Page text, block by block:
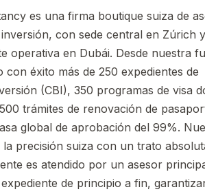
es una firma boutique suiza de
con sede central en Zúrich
operativa en Dubái. Desde nuestra
con éxito más de 250 expedientes de
(CBI), 350 programas de visa
trámites de renovación de
global de aprobación del 99%.
precisión suiza con un trato
es atendido por un asesor
de principio a fin,